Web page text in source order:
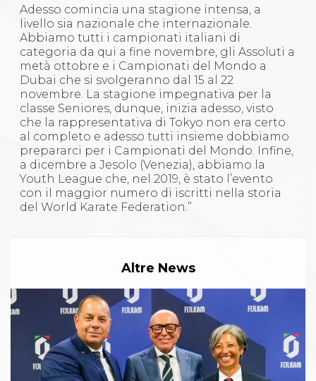
Adesso comincia una stagione intensa, a
livello sia nazionale che internazionale.
Abbiamo tutti i campionati italiani di
categoria da qui a fine novembre, gli Assoluti a
metà ottobre e i Campionati del Mondo a
Dubai che si svolgeranno dal 15 al 22
novembre. La stagione impegnativa per la
classe Seniores, dunque, inizia adesso, visto
che la rappresentativa di Tokyo non era certo
al completo e adesso tutti insieme dobbiamo
prepararci per i Campionati del Mondo. Infine,
a dicembre a Jesolo (Venezia), abbiamo la
Youth League che, nel 2019, è stato l’evento
con il maggior numero di iscritti nella storia
del World Karate Federation.”
Altre News